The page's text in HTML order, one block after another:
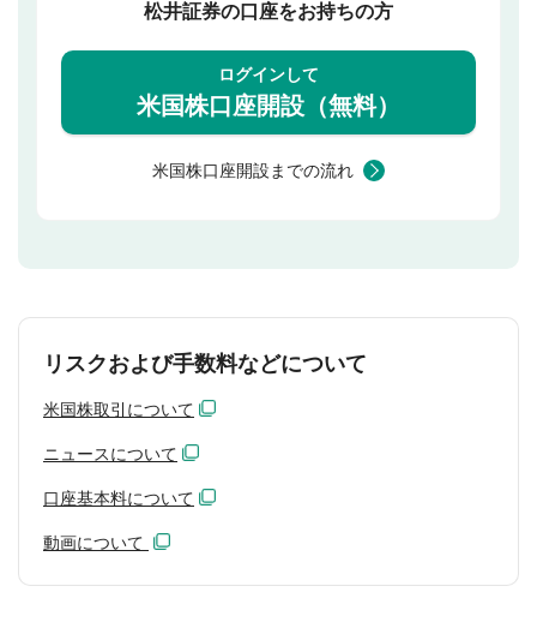
松井証券の口座をお持ちの方
ログインして
米国株口座開設（無料）
米国株口座開設までの流れ
リスクおよび手数料などについて
米国株取引について
ニュースについて
口座基本料について
動画について